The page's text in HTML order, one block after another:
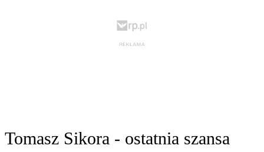
Tomasz Sikora - ostatnia szansa